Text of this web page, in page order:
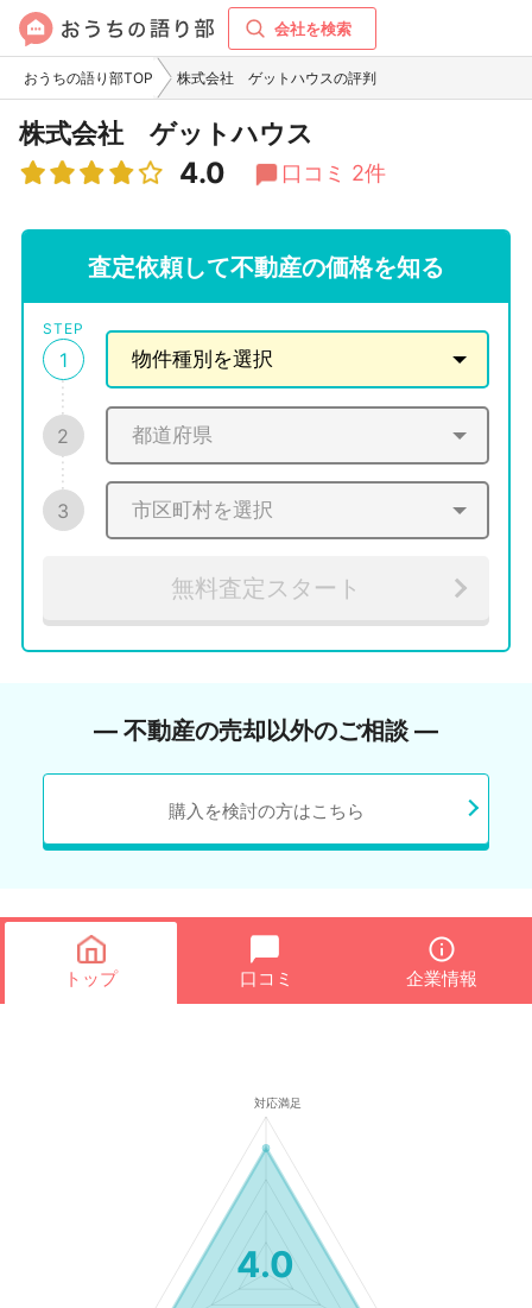
会社を検索
おうちの語り部TOP 株式会社 ゲットハウスの評判
株式会社 ゲットハウス
4.0 口コミ 2件
査定依頼して不動産の価格を知る
STEP
1
2
3
無料査定スタート
― 不動産の売却以外のご相談 ―
購入を検討の方はこちら
トップ 口コミ 企業情報
4.0